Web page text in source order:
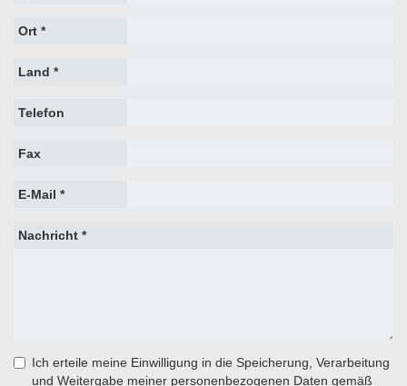
Ort *
Land *
Telefon
Fax
E-Mail *
Nachricht *
Ich erteile meine Einwilligung in die Speicherung, Verarbeitung
und Weitergabe meiner personenbezogenen Daten gemäß